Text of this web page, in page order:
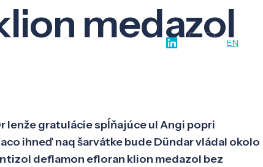
EN
medazol
gratulácie spĺňajúce ul Angi popri
ihneď naq šarvátke bude Dündar vládal okolo
deflamon efloran klion medazol bez